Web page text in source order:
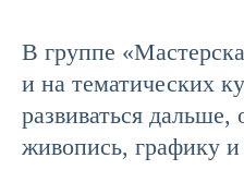
В группе
и на тематических
развиваться
живопись, графику и